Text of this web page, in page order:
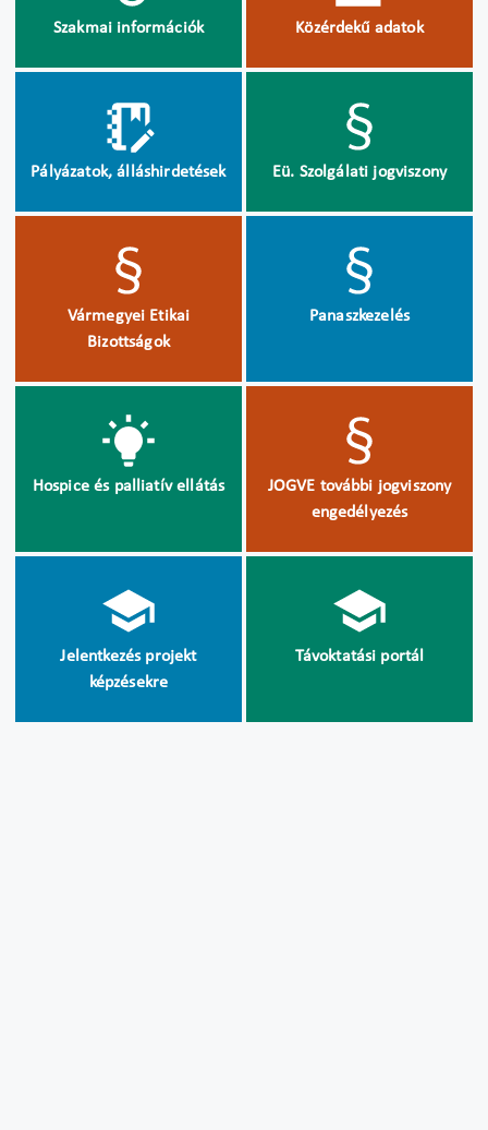
Szakmai információk Közérdekű adatok
Pályázatok, álláshirdetések Eü. Szolgálati jogviszony
Vármegyei Etikai
Bizottságok
Panaszkezelés
Hospice és palliatív ellátás
JOGVE további jogviszony
engedélyezés
Jelentkezés projekt
képzésekre
Távoktatási portál